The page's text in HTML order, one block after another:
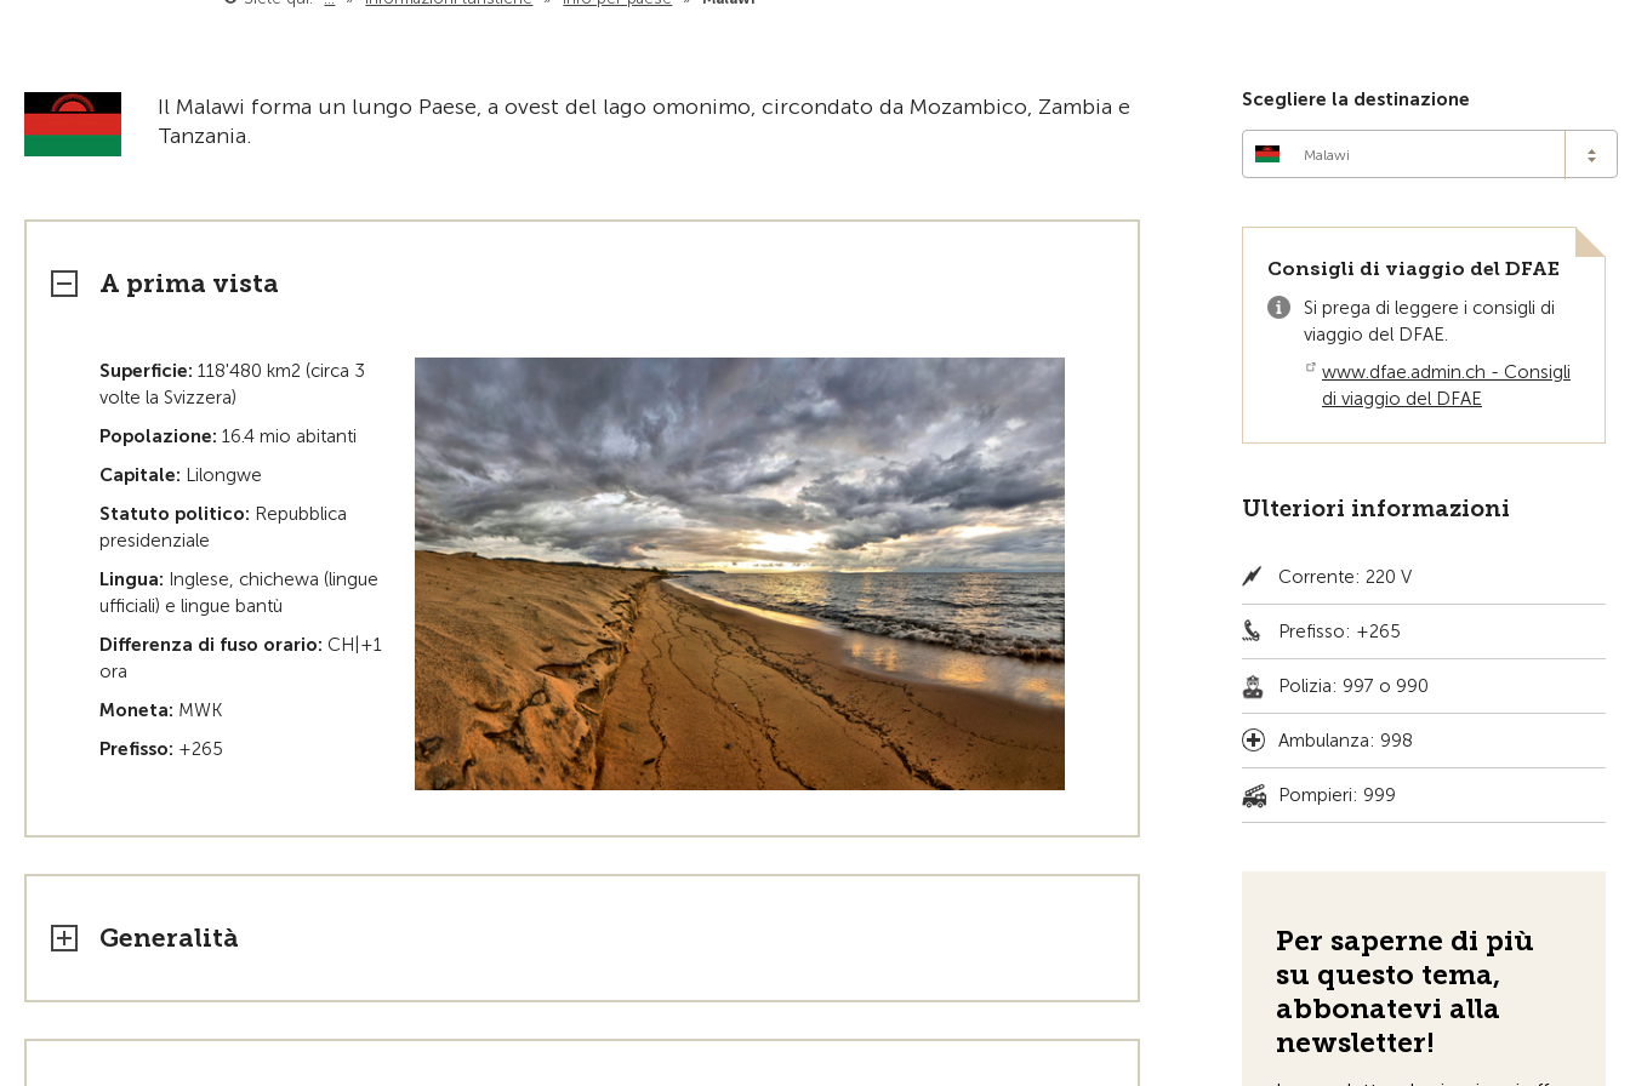
Il Malawi forma un lungo Paese, a ovest del lago omonimo, circondato da Mozambico, Zambia e
Tanzania.
A prima vista
Superficie: 118'480 km2 (circa 3
volte la Svizzera)
Popolazione: 16.4 mio abitanti
Capitale: Lilongwe
Statuto politico: Repubblica
presidenziale
Lingua: Inglese, chichewa (lingue
ufficiali) e lingue bantù
Differenza di fuso orario: CH|+1
ora
Moneta: MWK
Prefisso: +265
Generalità
Scegliere la destinazione
Malawi
Consigli di viaggio del DFAE
Si prega di leggere i consigli di
viaggio del DFAE.
www.dfae.admin.ch - Consigli
di viaggio del DFAE
Ulteriori informazioni
Corrente: 220 V
Prefisso: +265
Polizia: 997 o 990
Ambulanza: 998
Pompieri: 999